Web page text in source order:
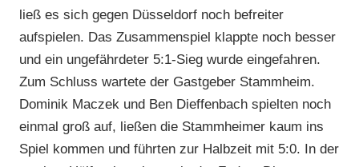
ließ es sich gegen Düsseldorf noch befreiter
aufspielen. Das Zusammenspiel klappte noch besser
und ein ungefährdeter 5:1-Sieg wurde eingefahren.
Zum Schluss wartete der Gastgeber Stammheim.
Dominik Maczek und Ben Dieffenbach spielten noch
einmal groß auf, ließen die Stammheimer kaum ins
Spiel kommen und führten zur Halbzeit mit 5:0. In der